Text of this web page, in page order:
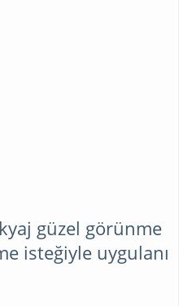
güzel görünme
isteğiyle uygulanı